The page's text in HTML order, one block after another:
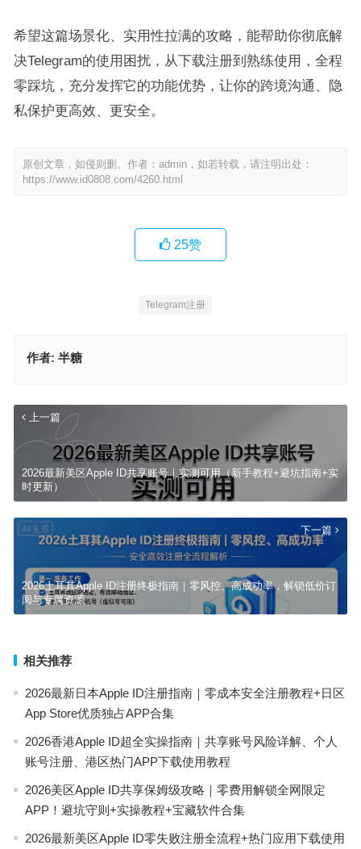
希望这篇场景化、实用性拉满的攻略，能帮助你彻底解
决Telegram的使用困扰，从下载注册到熟练使用，全程
零踩坑，充分发挥它的功能优势，让你的跨境沟通、隐
私保护更高效、更安全。
原创文章，如侵则删。作者：admin，如若转载，请注明出处：
https://www.id0808.com/4260.html
25赞
Telegram注册
作者: 半糖
上一篇
2026最新美区Apple ID共享账号｜实测可用（新手教程+避坑指南+实
时更新）
下一篇
2026土耳其Apple ID注册终极指南｜零风控、高成功率，解锁低价订
阅与专属资源
相关推荐
2026最新日本Apple ID注册指南｜零成本安全注册教程+日区
App Store优质独占APP合集
2026香港Apple ID超全实操指南｜共享账号风险详解、个人
账号注册、港区热门APP下载使用教程
2026美区Apple ID共享保姆级攻略｜零费用解锁全网限定
APP！避坑守则+实操教程+宝藏软件合集
2026最新美区Apple ID零失败注册全流程+热门应用下载使用